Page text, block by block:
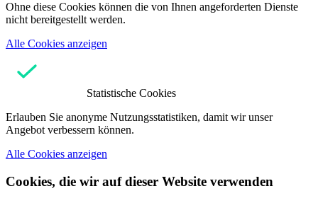
Ohne diese Cookies können die von Ihnen angeforderten Dienste
nicht bereitgestellt werden.
Alle Cookies anzeigen
Statistische Cookies
Erlauben Sie anonyme Nutzungsstatistiken, damit wir unser
Angebot verbessern können.
Alle Cookies anzeigen
Cookies, die wir auf dieser Website verwenden